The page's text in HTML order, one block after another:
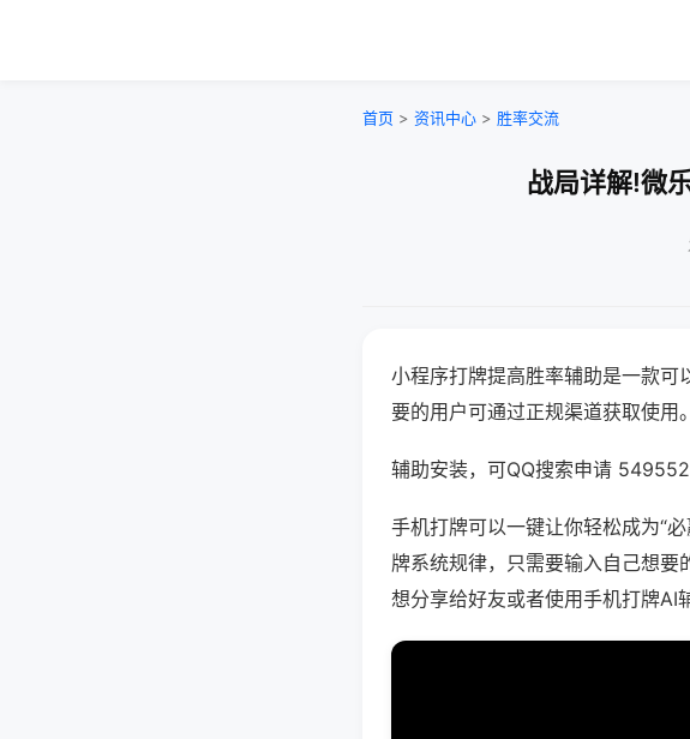
首页 > 资讯中心 > 胜率交流
战局详解!微
小程序打牌提高胜率辅助是一款可
要的用户可通过正规渠道获取使用。
辅助安装，可QQ搜索申请
手机打牌可以一键让你轻松成为“
牌系统规律，只需要输入自己想
想分享给好友或者使用手机打牌AI